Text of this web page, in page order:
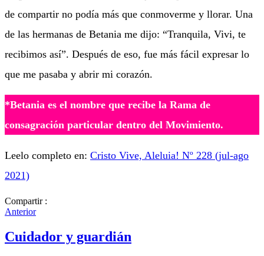
de compartir no podía más que conmoverme y llorar. Una
de las hermanas de Betania me dijo: “Tranquila, Vivi, te
recibimos así”. Después de eso, fue más fácil expresar lo
que me pasaba y abrir mi corazón.
*Betania es el nombre que recibe la Rama de
consagración particular dentro del Movimiento.
Leelo completo en: Cristo Vive, Aleluia! Nº 228 (jul-ago
2021)
Compartir :
Anterior
Cuidador y guardián